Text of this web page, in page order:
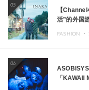
05
【
活”的外国
FASHION ・
06
「